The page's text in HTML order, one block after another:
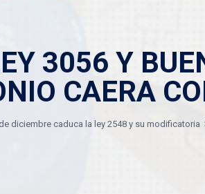
3056 Y
CAERA
diciembre caduca la ley 2548 y su